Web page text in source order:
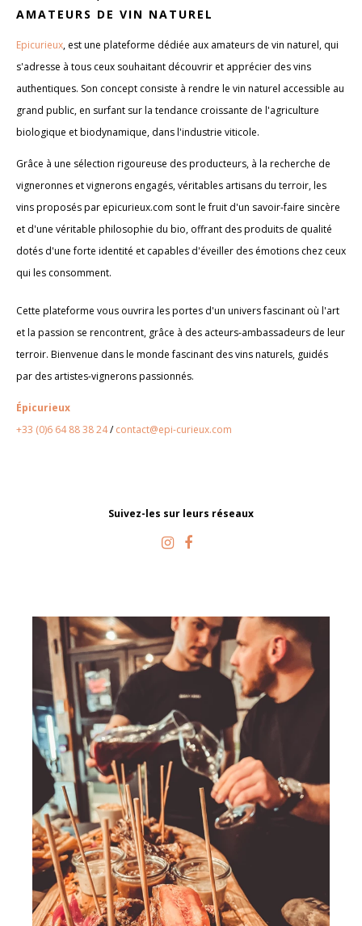
AMATEURS DE VIN NATUREL
Epicurieux, est une plateforme dédiée aux amateurs de vin naturel, qui
s'adresse à tous ceux souhaitant découvrir et apprécier des vins
authentiques. Son concept consiste à rendre le vin naturel accessible au
grand public, en surfant sur la tendance croissante de l'agriculture
biologique et biodynamique, dans l'industrie viticole.
Grâce à une sélection rigoureuse des producteurs, à la recherche de
vigneronnes et vignerons engagés, véritables artisans du terroir, les
vins proposés par epicurieux.com sont le fruit d'un savoir-faire sincère
et d'une véritable philosophie du bio, offrant des produits de qualité
dotés d'une forte identité et capables d'éveiller des émotions chez ceux
qui les consomment.
Cette plateforme vous ouvrira les portes d'un univers fascinant où l'art
et la passion se rencontrent, grâce à des acteurs-ambassadeurs de leur
terroir. Bienvenue dans le monde fascinant des vins naturels, guidés
par des artistes-vignerons passionnés.
Épicurieux
+33 (0)6 64 88 38 24/contact@epi-curieux.com
Suivez-les sur leurs réseaux